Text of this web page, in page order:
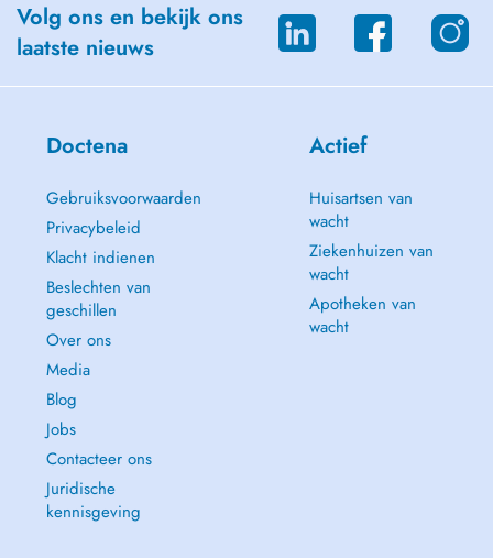
Volg ons en bekijk ons
laatste nieuws
Doctena
Gebruiksvoorwaarden
Privacybeleid
Klacht indienen
Beslechten van
geschillen
Over ons
Media
Blog
Jobs
Contacteer ons
Juridische
kennisgeving
Actief
Huisartsen van
wacht
Ziekenhuizen van
wacht
Apotheken van
wacht